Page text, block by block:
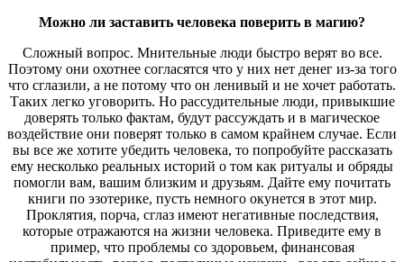
Можно ли заставить человека поверить в магию?
Сложный вопрос. Мнительные люди быстро верят во все.
Поэтому они охотнее согласятся что у них нет денег из-за того
что сглазили, а не потому что он ленивый и не хочет работать.
Таких легко уговорить. Но рассудительные люди, привыкшие
доверять только фактам, будут рассуждать и в магическое
воздействие они поверят только в самом крайнем случае. Если
вы все же хотите убедить человека, то попробуйте рассказать
ему несколько реальных историй о том как ритуалы и обряды
помогли вам, вашим близким и друзьям. Дайте ему почитать
книги по эзотерике, пусть немного окунется в этот мир.
Проклятия, порча, сглаз имеют негативные последствия,
которые отражаются на жизни человека. Приведите ему в
пример, что проблемы со здоровьем, финансовая